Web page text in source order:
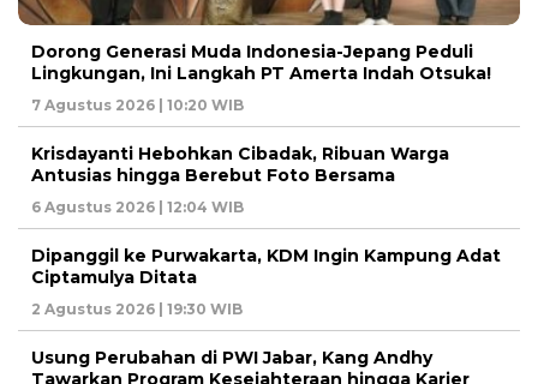
Dorong Generasi Muda Indonesia-Jepang Peduli
Lingkungan, Ini Langkah PT Amerta Indah Otsuka!
7 Agustus 2026 | 10:20 WIB
Krisdayanti Hebohkan Cibadak, Ribuan Warga
Antusias hingga Berebut Foto Bersama
6 Agustus 2026 | 12:04 WIB
Dipanggil ke Purwakarta, KDM Ingin Kampung Adat
Ciptamulya Ditata
2 Agustus 2026 | 19:30 WIB
Usung Perubahan di PWI Jabar, Kang Andhy
Tawarkan Program Kesejahteraan hingga Karier